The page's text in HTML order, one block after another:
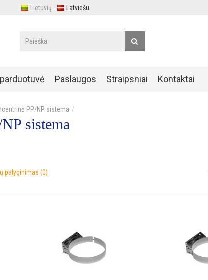
Lietuvių Latviešu
Paslaugos Straipsniai Kontaktai
PP/NP sistema
sistema
palyginimas (0)